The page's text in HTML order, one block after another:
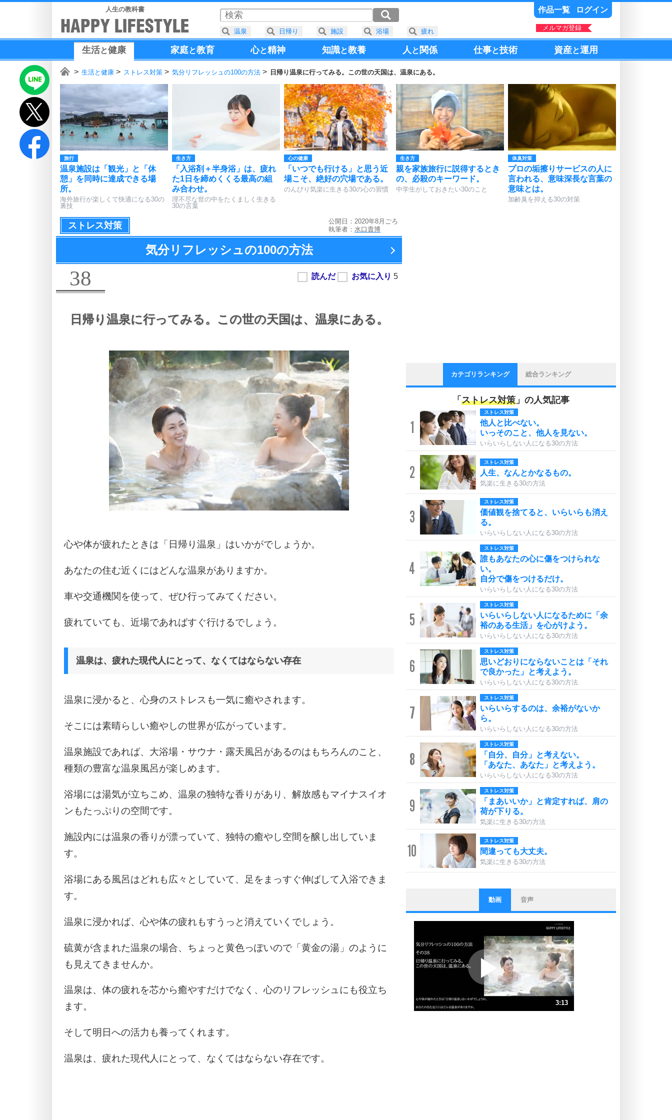
人生の教科書 作品一覧 ログイン
メルマガ登録
生活と健康 家庭と教育 心と精神 知識と教養 人と 関係 仕事と技術 資産と運用
生活と健康 ストレス対策 気分リフレッシュの100の方法 日帰り温泉に行ってみる。この世の天国は、温泉にある。
旅行
温泉施設は「観光」と「休
憩」を同時に達成できる場
所。
海外旅行が楽しくて快適になる30の
裏技
生き方
「入浴剤＋半身浴」は、疲れ
た1日を締めくくる最高の組
み合わせ。
理不尽な世の中をたくましく生きる
30の言葉
心の健康
「いつでも行ける」と思う近
場こそ、絶好の穴場である。
のんびり気楽に生きる30の心の習慣
生き方
親を家族旅行に説得するとき
の、必殺のキーワード。
中学生がしておきたい30のこと
体臭対策
プロの垢擦りサービスの人に
言われる、意味深長な言葉の
意味とは。
加齢臭を抑える30の対策
ストレス対策
公開日：2020年8月ごろ
執筆者： 水口貴博
気分リフレッシュの100の方法
38
日帰り温泉に行ってみる。 この世の天国は、 温泉にある。
心や体が疲れたときは「日帰り温泉」はいかがでしょうか。
あなたの住む近くにはどんな温泉がありますか。
車や交通機関を使って、ぜひ行ってみてください。
疲れていても、近場であればすぐ行けるでしょう。
温泉は、疲れた現代人にとって、なくてはならない存在
温泉に浸かると、心身のストレスも一気に癒やされます。
そこには素晴らしい癒やしの世界が広がっています。
温泉施設であれば、大浴場・サウナ・露天風呂があるのはもちろんのこと、
種類の豊富な温泉風呂が楽しめます。
浴場には湯気が立ちこめ、温泉の独特な香りがあり、解放感もマイナスイオ
ンもたっぷりの空間です。
施設内には温泉の香りが漂っていて、独特の癒やし空間を醸し出していま
す。
浴場にある風呂はどれも広々としていて、足をまっすぐ伸ばして入浴できま
す。
温泉に浸かれば、心や体の疲れもすうっと消えていくでしょう。
硫黄が含まれた温泉の場合、ちょっと黄色っぽいので「黄金の湯」のように
も見えてきませんか。
温泉は、体の疲れを芯から癒やすだけでなく、心のリフレッシュにも役立ち
ます。
そして明日への活力も養ってくれます。
温泉は、疲れた現代人にとって、なくてはならない存在です。
カテゴリランキング 総合ランキング
「 ストレス対策 」の人気記事
1
ストレス対策
他人と比べない。
いっそのこと、他人を見ない。
いらいらしない人になる30の方法
2
ストレス対策
人生、なんとかなるもの。
気楽に生きる30の方法
3
ストレス対策
価値観を捨てると、いらいらも消え
る。
いらいらしない人になる30の方法
4
ストレス対策
誰もあなたの心に傷をつけられな
い。
自分で傷をつけるだけ。
いらいらしない人になる30の方法
5
ストレス対策
いらいらしない人になるために「余
裕のある生活」を心がけよう。
いらいらしない人になる30の方法
6
ストレス対策
思いどおりにならないことは「それ
で良かった」と考えよう。
いらいらしない人になる30の方法
7
ストレス対策
いらいらするのは、余裕がないか
ら。
いらいらしない人になる30の方法
8
ストレス対策
「自分、自分」と考えない。
「あなた、あなた」と考えよう。
いらいらしない人になる30の方法
9
ストレス対策
「まあいいか」と肯定すれば、肩の
荷が下りる。
気楽に生きる30の方法
10
ストレス対策
間違っても大丈夫。
気楽に生きる30の方法
1
ストレス対策
他人と比べない。
いっそのこと、他人を見ない。
プラス思考
ポジティブになれない原因は、行動
しないから。
ポジティブ思考になる30の方法
3
ストレス対策
動画 音声
3:13
温泉 日帰り 施設 浴場 疲れ